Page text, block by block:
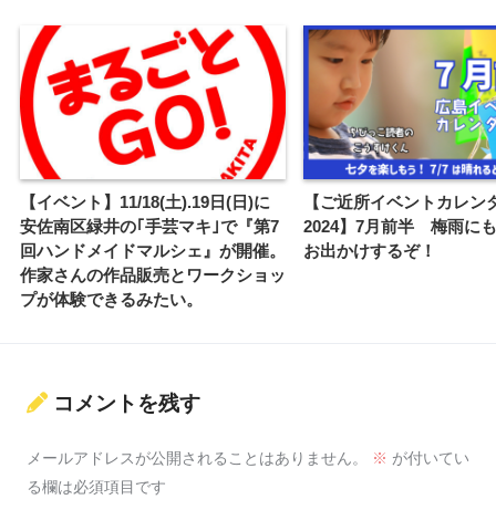
【イベント】11/18(土).19日(日)に
安佐南区緑井の｢手芸マキ｣で『第7
回ハンドメイドマルシェ』が開催。
作家さんの作品販売とワークショッ
プが体験できるみたい。
【ご近所イベントカレン
2024】7月前半 梅雨に
お出かけするぞ！
コメントを残す
メールアドレスが公開されることはありません。 ※ が付いてい
る欄は必須項目です